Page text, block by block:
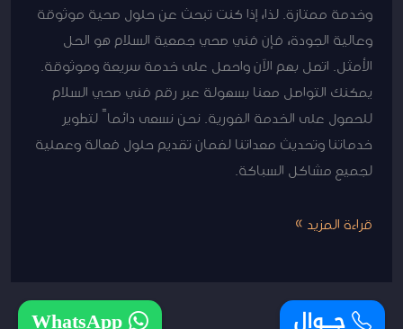
وخدمة ممتازة. لذا، إذا كنت تبحث عن حلول صحية موثوقة
وعالية الجودة، فإن فني صحي جمعية السلام هو الحل
الأمثل. اتصل بهم الآن واحصل على خدمة سريعة وموثوقة.
يمكنك التواصل معنا بسهولة عبر رقم فني صحي السلام
للحصول على الخدمة الفورية. نحن نسعى دائماً لتطوير
خدماتنا وتحديث معداتنا لضمان تقديم حلول فعالة وعملية
لجميع مشاكل السباكة.
قراءة المزيد »